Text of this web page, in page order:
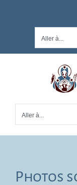
Aller à...
Aller à...
Photos